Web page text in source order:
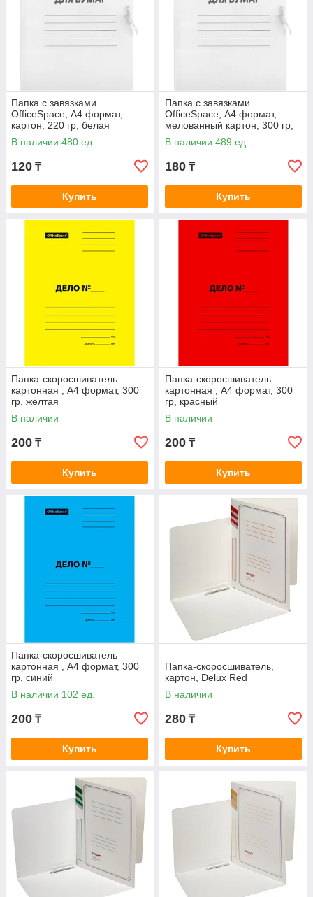
Папка с завязками
OfficeSpace, А4 формат,
картон, 220 гр, белая
В наличии 480 ед.
120 ₸
Купить
Папка с завязками
OfficeSpace, А4 формат,
мелованный картон, 300 гр,
белая
В наличии 489 ед.
180 ₸
Купить
Папка-скоросшиватель
картонная , А4 формат, 300
гр, желтая
В наличии
200 ₸
Купить
Папка-скоросшиватель
картонная , А4 формат, 300
гр, красный
В наличии
200 ₸
Купить
Папка-скоросшиватель
картонная , А4 формат, 300
гр, синий
В наличии 102 ед.
200 ₸
Купить
Папка-скоросшиватель,
картон, Delux Red
В наличии
280 ₸
Купить